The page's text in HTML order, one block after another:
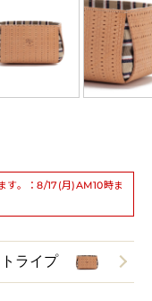
す。：8/17(月)AM10時ま
ライプ